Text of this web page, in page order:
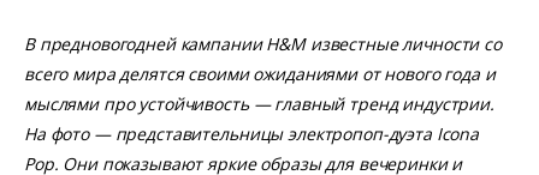
В предновогодней кампании H&M известные личности со
всего мира делятся своими ожиданиями от нового года и
мыслями про устойчивость — главный тренд индустрии.
На фото — представительницы электропоп-дуэта Icona
Pop. Они показывают яркие образы для вечеринки и